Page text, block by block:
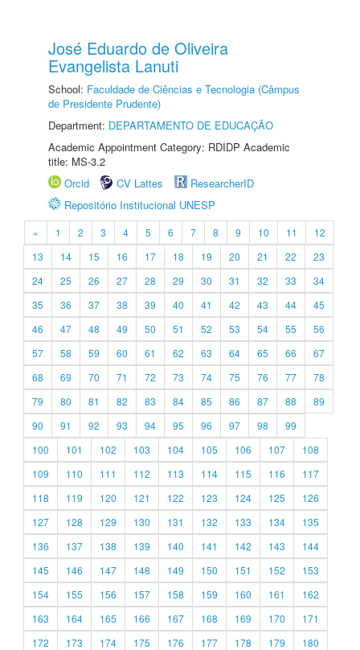
José Eduardo de Oliveira
Evangelista Lanuti
School: Faculdade de Ciências e Tecnologia (Câmpus
de Presidente Prudente)
Department: DEPARTAMENTO DE EDUCAÇÃO
Academic Appointment Category: RDIDP Academic
title: MS-3.2
Orcid
CV Lattes
ResearcherID
Repositório Institucional UNESP
« 1 2 3 4 5 6 7 8 9 10 11
12
13
14 15 16 17 18 19 20 21 22
23
24
25 26 27 28 29 30 31 32 33
34
35
36 37 38 39 40 41 42 43 44
45
46
47 48 49 50 51 52 53 54 55
56
57
58 59 60 61 62 63 64 65 66
67
68
69 70 71 72 73 74 75 76 77
78
79
80 81 82 83 84 85 86 87 88
89
90
91 92 93 94 95 96 97 98
99
100
101 102 103 104 105 106 107
108
109
110 111 112 113 114 115 116
117
118
119 120 121 122 123 124 125
126
127
128 129 130 131 132 133 134
135
136
137 138 139 140 141 142 143
144
145
146 147 148 149 150 151 152
153
154
155 156 157 158 159 160 161
162
163
164 165 166 167 168 169 170
171
172
173 174 175 176 177 178 179
180